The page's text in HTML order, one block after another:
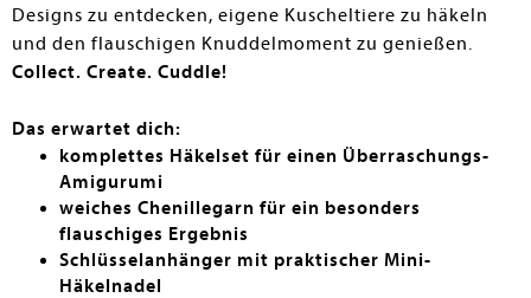
Designs zu entdecken, eigene Kuscheltiere zu häkeln
und den flauschigen Knuddelmoment zu genießen.
Collect. Create. Cuddle!
Das erwartet dich:
komplettes Häkelset für einen Überraschungs-
Amigurumi
weiches Chenillegarn für ein besonders
flauschiges Ergebnis
Schlüsselanhänger mit praktischer Mini-
Häkelnadel